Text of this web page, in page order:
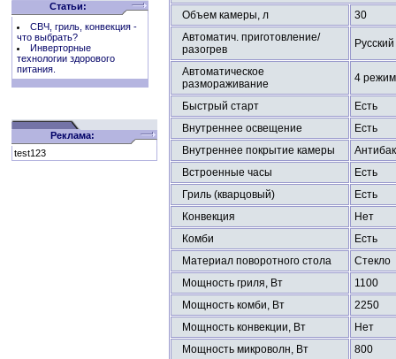
Статьи:
СВЧ, гриль, конвекция -
что выбрать?
Инверторные
технологии здорового
питания.
Реклама:
test123
Объем камеры, л
30
Автоматич. приготовление/
разогрев
Автоматическое
размораживание
4
Быстрый старт
Есть
Внутреннее освещение
Есть
Внутреннее покрытие камеры
Встроенные часы
Есть
Гриль (кварцовый)
Есть
Конвекция
Нет
Комби
Есть
Материал поворотного стола
Стекло
Мощность гриля, Вт
1100
Мощность комби, Вт
2250
Мощность конвекции, Вт
Нет
Мощность микроволн, Вт
800